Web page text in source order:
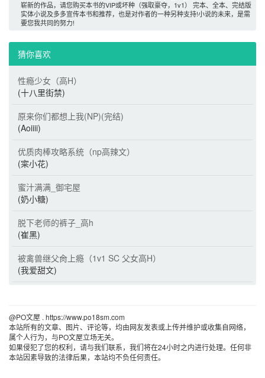
崭新的作品，请您购买本书的VIP或坏种（强取豪夺，1v1） 完本、全本、完结版
实体小说及多多宣传本书和推荐，也是对作者的一种另种支持!小说的未来，是需
要您我共同的努力!
猜你喜欢
性瘾少女（高H）
(十八里街禁)
原来你们都想上我(NP)(完结)
(Aoiiii)
优质肉棒攻略系统（np高辣文）
(寀小花)
蜜汁满满_御宅屋
(奶小糖)
脱下老师的裤子_高h
(崔黑)
被禽兽继父肏上瘾（1v1 SC 父女高H）
(我爱甜文)
@PO文屋 . https://www.po18sm.com
本站所有的文章、图片、评论等，均由网友发表或上传并维护或收集自网络，
属个人行为，与PO文屋立场无关。
如果侵犯了您的权利，请与我们联系，我们将在24小时之内进行处理。任何非
本站因素导致的法律后果，本站均不负任何责任。